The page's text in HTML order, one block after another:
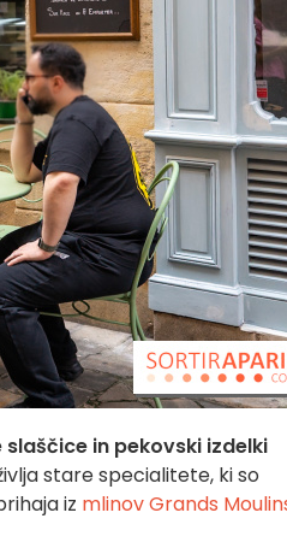
in pekovski izdelki
stare specialitete, ki so
iz mlinov Grands